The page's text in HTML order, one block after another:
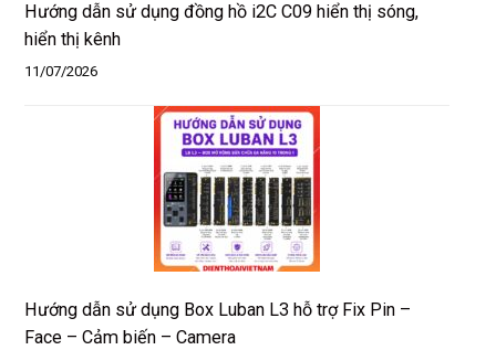
Hướng dẫn sử dụng đồng hồ i2C C09 hiển thị sóng,
hiển thị kênh
11/07/2026
Hướng dẫn sử dụng Box Luban L3 hỗ trợ Fix Pin –
Face – Cảm biến – Camera